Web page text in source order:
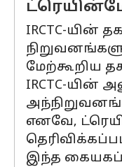
IRCTC-யின்
மேற்கூறிய
IRCTC-யின்
எனவே,
இந்த